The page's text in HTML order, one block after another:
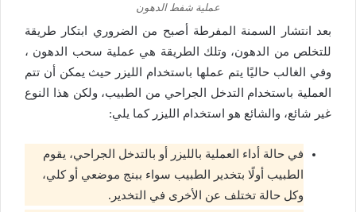
عملية شفط الدهون
بعد انتشار السمنة المفرطة أصبح من الضروري ابتكار طريقة
للتخلص من الدهون، وتلك الطريقة هي عملية سحب الدهون ،
وفي الغالب حاليًا يتم عملها باستخدام الليزر حيث يمكن أن تتم
العملية باستخدام التدخل الجراحي من الطبيب، ولكن هذا النوع
غير شائع، والشائع هو استخدام الليزر كما يلي:
في حالة أداء العملية بالليزر أو بالتدخل الجراحي، يقوم
الطبيب أولًا بتخدير الطبيب سواء ببنج موضعي أو كلي،
وكل حالة تختلف عن الأخرى في التخدير.